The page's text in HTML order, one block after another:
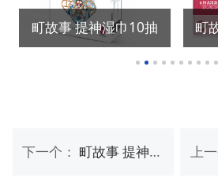
町故事 提神湿巾10抽
上一
下一个： 町故事 提神湿巾40抽